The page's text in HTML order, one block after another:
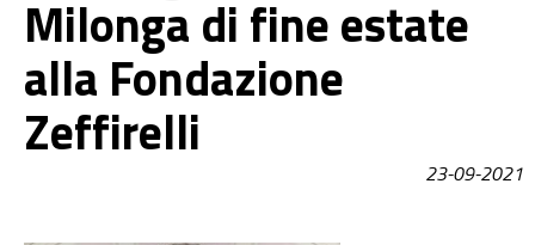
Milonga di fine estate
alla Fondazione
Zeffirelli
23-09-2021